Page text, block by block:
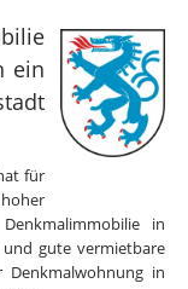
ein
für
in
gute vermietbare
Denkmalwohnung in